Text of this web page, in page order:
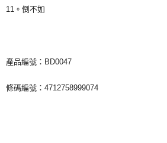
11。倒不如
產品編號：BD0047
條碼編號：4712758999074